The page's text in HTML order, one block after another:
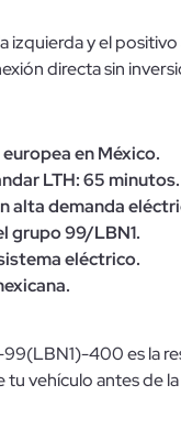
izquierda y el
directa sin
en México.
LTH: 65 minutos.
alta demanda
grupo 99/LBN1.
eléctrico.
400 es la
vehículo antes de